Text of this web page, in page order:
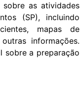
sobre as atividades
(SP), incluindo
mapas de
informações.
sobre a preparação